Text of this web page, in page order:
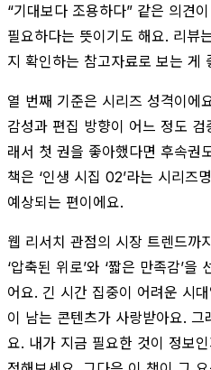
“기대보다 조용하다” 같은 의견
필요하다는 뜻이기도 해요. 리뷰
지 확인하는 참고자료로 보는 게
열 번째 기준은 시리즈 성격이에
감성과 편집 방향이 어느 정도
래서 첫 권을 좋아했다면 후속권
책은 ‘인생 시집 02’라는 시리즈
예상되는 편이에요.
웹 리서치 관점의 시장 트렌드까
‘압축된 위로’와 ‘짧은 만족감’
어요. 긴 시간 집중이 어려운 시
이 남는 콘텐츠가 사랑받아요.
요. 내가 지금 필요한 것이 정보